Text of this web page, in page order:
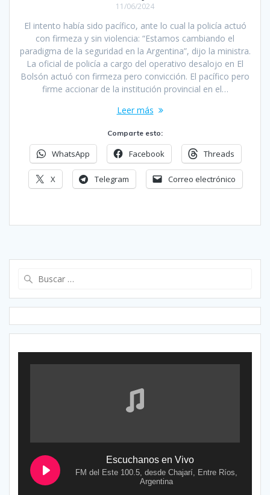
11/06/2024
El intento había sido pacífico, ante lo cual la policía actuó
con firmeza y sin violencia: “Estamos cambiando el
paradigma de la seguridad en la Argentina”, dijo la ministra.
La oficial de policía a cargo del operativo desalojo en El
Bolsón actuó con firmeza pero convicción. El pacífico pero
firme accionar de la institución provincial en el…
Leer más
Comparte esto:
WhatsApp Facebook Threads
X Telegram Correo electrónico
Escuchanos en Vivo
FM del Este 100.5, desde Chajarí, Entre Ríos,
Argentina